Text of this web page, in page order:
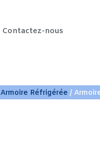
Contactez-nous
Armoire Réfrigérée /